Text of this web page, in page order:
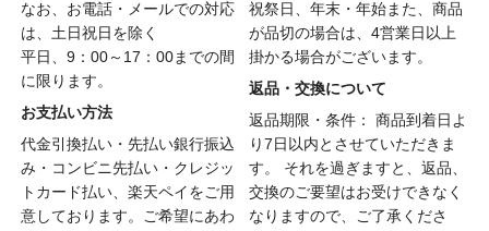
なお、お電話・メールでの対応
は、土日祝日を除く
平日、9：00～17：00までの間
に限ります。
お支払い方法
代金引換払い・先払い銀行振込
み・コンビニ先払い・クレジッ
トカード払い、楽天ペイをご用
意しております。ご希望にあわ
祝祭日、年末・年始また、商品
が品切の場合は、4営業日以上
掛かる場合がございます。
返品・交換について
返品期限・条件： 商品到着日よ
り7日以内とさせていただきま
す。 それを過ぎますと、返品、
交換のご要望はお受けできなく
なりますので、ご了承くださ